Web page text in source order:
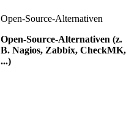
Open-Source-Alternativen
Open-Source-Alternativen (z.
B. Nagios, Zabbix, CheckMK,
...)